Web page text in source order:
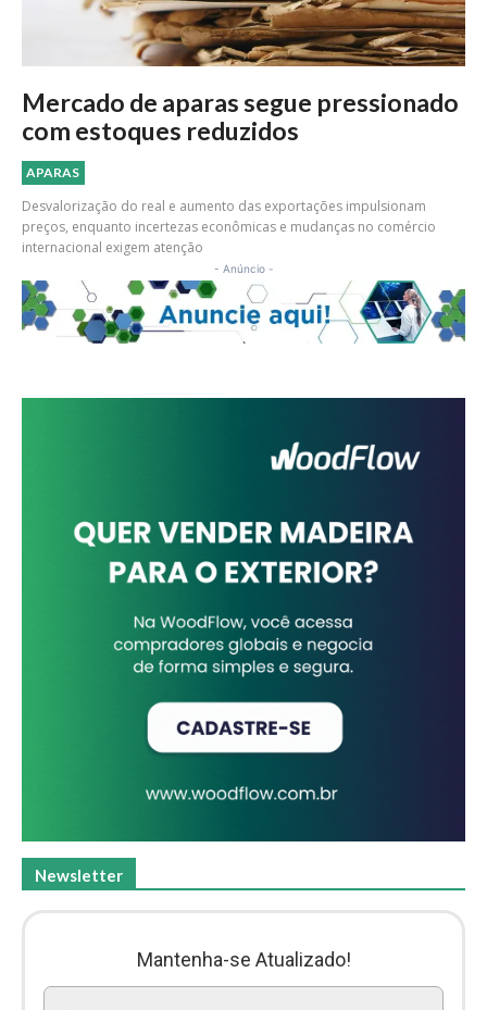
Mercado de aparas segue pressionado
com estoques reduzidos
APARAS
Desvalorização do real e aumento das exportações impulsionam
preços, enquanto incertezas econômicas e mudanças no comércio
internacional exigem atenção
- Anúncio -
Newsletter
Mantenha-se Atualizado!